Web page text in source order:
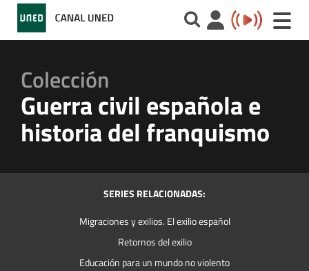
Toggle
Colección
Guerra civil española e
historia del franquismo
SERIES RELACIONADAS:
Migraciones y exilios. El exilio español
Retornos del exilio
Educación para un mundo no violento